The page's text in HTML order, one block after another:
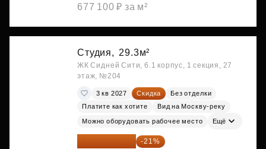
677 100 ₽ за м²
Студия, 29.3м²
ЖК Сидней Сити, 6.1 корпус, 1 секция, 27
этаж, №204
3 кв 2027 Скидка
Без отделки
Платите как хотите
Вид на Москву-реку
Можно оборудовать рабочее место Ещё
24 202 503 ₽ -21%